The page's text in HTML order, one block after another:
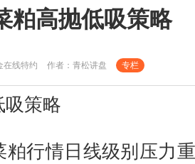
粕高抛低吸策略
在线特约 作者：青松讲盘 专栏
策略
情日线级别压力重